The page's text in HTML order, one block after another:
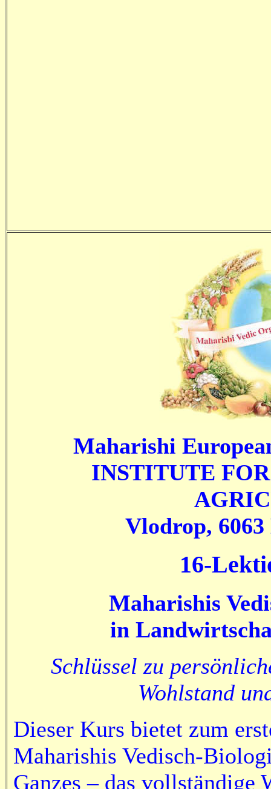
Maharishi
INSTITUTE
Vlodrop, 6063
16-
Maharishis
in
Schlüssel zu
Wohlstand
Dieser Kurs bietet zum
Maharishis Vedisch-
Ganzes – das vollständige